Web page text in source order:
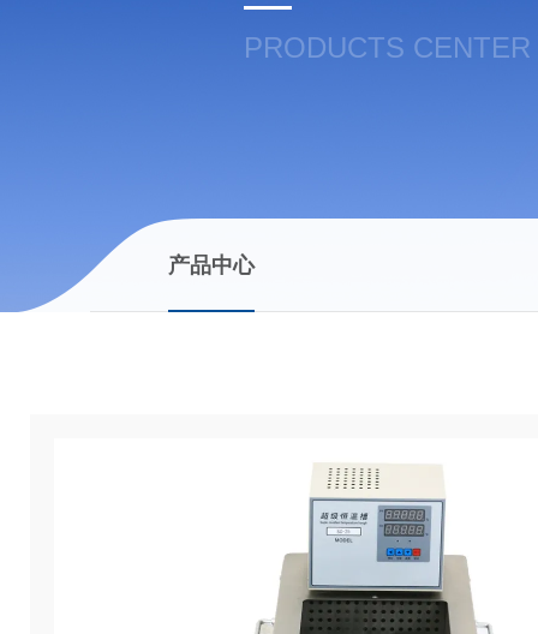
PRODUCTS CENTER
产品中心